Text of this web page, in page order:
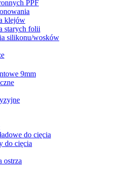
PPF
klejów
starych folii
silikonu/wosków
9mm
do cięcia
do cięcia
ostrza